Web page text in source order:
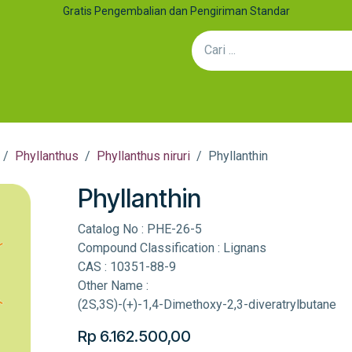
Gratis Pengembalian dan Pengiriman Standar
Phyllanthus Phyllanthus niruri Phyllanthin
Phyllanthin
Catalog No : PHE-26-5
Compound Classification : Lignans
CAS : 10351-88-9
Other Name :
(2S,3S)-(+)-1,4-Dimethoxy-2,3-diveratrylbutane
Rp 6.162.500,00